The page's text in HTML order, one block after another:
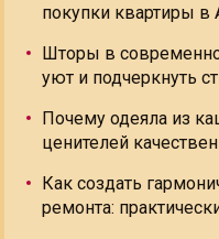
покупки квартиры в
Шторы в
уют и подчеркнуть
Почему одеяла из
ценителей
Как создать
ремонта: